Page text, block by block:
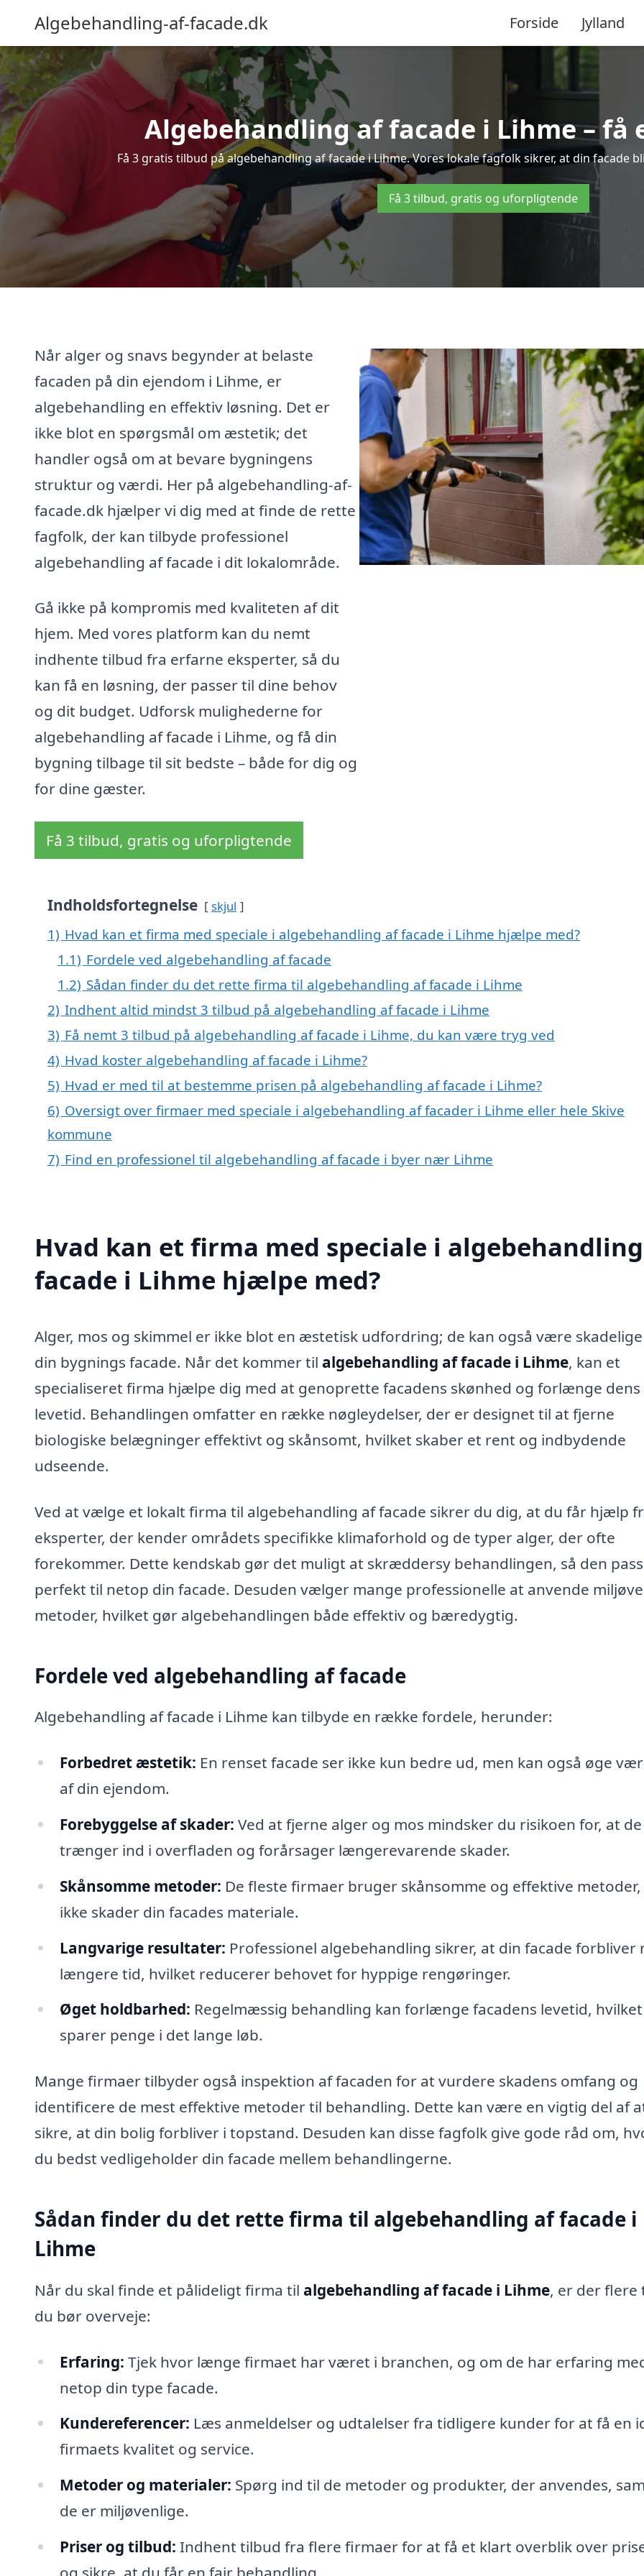
Algebehandling-af-facade.dk Forside Jylland
Algebehandling af facade i Lihme –
Få 3 gratis tilbud på algebehandling af facade i Lihme. Vores lokale fagfolk sikrer, at din facade
Få 3 tilbud, gratis og uforpligtende
Når alger og snavs begynder at belaste
facaden på din ejendom i Lihme, er
algebehandling en effektiv løsning. Det er
ikke blot en spørgsmål om æstetik; det
handler også om at bevare bygningens
struktur og værdi. Her på algebehandling-af-
facade.dk hjælper vi dig med at finde de rette
fagfolk, der kan tilbyde professionel
algebehandling af facade i dit lokalområde.
Gå ikke på kompromis med kvaliteten af dit
hjem. Med vores platform kan du nemt
indhente tilbud fra erfarne eksperter, så du
kan få en løsning, der passer til dine behov
og dit budget. Udforsk mulighederne for
algebehandling af facade i Lihme, og få din
bygning tilbage til sit bedste – både for dig og
for dine gæster.
Få 3 tilbud, gratis og uforpligtende
Indholdsfortegnelse skjul
1) Hvad kan et firma med speciale i algebehandling af facade i Lihme hjælpe med?
1.1) Fordele ved algebehandling af facade
1.2) Sådan finder du det rette firma til algebehandling af facade i Lihme
2) Indhent altid mindst 3 tilbud på algebehandling af facade i Lihme
3) Få nemt 3 tilbud på algebehandling af facade i Lihme, du kan være tryg ved
4) Hvad koster algebehandling af facade i Lihme?
5) Hvad er med til at bestemme prisen på algebehandling af facade i Lihme?
6) Oversigt over firmaer med speciale i algebehandling af facader i Lihme eller hele Skive
kommune
7) Find en professionel til algebehandling af facade i byer nær Lihme
Hvad kan et firma med speciale i
facade i Lihme hjælpe med?
Alger, mos og skimmel er ikke blot en æstetisk udfordring; de kan også være
din bygnings facade. Når det kommer til algebehandling af facade i Lihme, kan et
specialiseret firma hjælpe dig med at genoprette facadens skønhed og forlænge dens
levetid. Behandlingen omfatter en række nøgleydelser, der er designet til at fjerne
biologiske belægninger effektivt og skånsomt, hvilket skaber et rent og indbydende
udseende.
Ved at vælge et lokalt firma til algebehandling af facade sikrer du dig, at du får hjælp
eksperter, der kender områdets specifikke klimaforhold og de typer alger, der ofte
forekommer. Dette kendskab gør det muligt at skræddersy behandlingen, så den
perfekt til netop din facade. Desuden vælger mange professionelle at anvende
metoder, hvilket gør algebehandlingen både effektiv og bæredygtig.
Fordele ved algebehandling af facade
Algebehandling af facade i Lihme kan tilbyde en række fordele, herunder:
Forbedret æstetik: En renset facade ser ikke kun bedre ud, men kan også øge
af din ejendom.
Forebyggelse af skader: Ved at fjerne alger og mos mindsker du risikoen for, at de
trænger ind i overfladen og forårsager længerevarende skader.
Skånsomme metoder: De fleste firmaer bruger skånsomme og effektive
ikke skader din facades materiale.
Langvarige resultater: Professionel algebehandling sikrer, at din facade forbliver
længere tid, hvilket reducerer behovet for hyppige rengøringer.
Øget holdbarhed: Regelmæssig behandling kan forlænge facadens levetid, hvilket
sparer penge i det lange løb.
Mange firmaer tilbyder også inspektion af facaden for at vurdere skadens omfang og
identificere de mest effektive metoder til behandling. Dette kan være en vigtig del af
sikre, at din bolig forbliver i topstand. Desuden kan disse fagfolk give gode råd om,
du bedst vedligeholder din facade mellem behandlingerne.
Sådan finder du det rette firma til algebehandling af facade i
Lihme
Når du skal finde et pålideligt firma til algebehandling af facade i Lihme, er der flere
du bør overveje:
Erfaring: Tjek hvor længe firmaet har været i branchen, og om de har erfaring
netop din type facade.
Kundereferencer: Læs anmeldelser og udtalelser fra tidligere kunder for at få en
firmaets kvalitet og service.
Metoder og materialer: Spørg ind til de metoder og produkter, der anvendes,
de er miljøvenlige.
Priser og tilbud: Indhent tilbud fra flere firmaer for at få et klart overblik over